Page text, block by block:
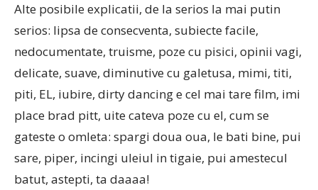
Alte posibile explicatii, de la serios la mai putin
serios: lipsa de consecventa, subiecte facile,
nedocumentate, truisme, poze cu pisici, opinii vagi,
delicate, suave, diminutive cu galetusa, mimi, titi,
piti, EL, iubire, dirty dancing e cel mai tare film, imi
place brad pitt, uite cateva poze cu el, cum se
gateste o omleta: spargi doua oua, le bati bine, pui
sare, piper, incingi uleiul in tigaie, pui amestecul
batut, astepti, ta daaaa!